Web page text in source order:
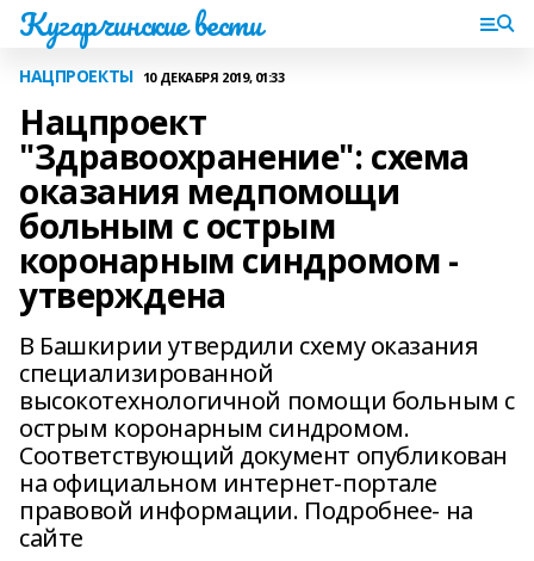
Кугарчинские вести
НАЦПРОЕКТЫ 10 ДЕКАБРЯ 2019, 01:33
Нацпроект
"Здравоохранение": схема
оказания медпомощи
больным с острым
коронарным синдромом -
утверждена
В Башкирии утвердили схему оказания
специализированной
высокотехнологичной помощи больным с
острым коронарным синдромом.
Соответствующий документ опубликован
на официальном интернет-портале
правовой информации. Подробнее- на
сайте